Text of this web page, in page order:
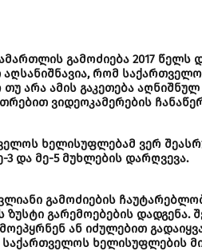
გამოძიება 2017
აღსანიშნავია, რომ
არა ამის გაკეთება
ვიდეოკამერების
ხელისუფლებამ ვერ
3 და მე-5 მუხლების დარღვევა.
გამოძიების
ზუსტი გარემოებების
ან იძულებით
ხელისუფლების